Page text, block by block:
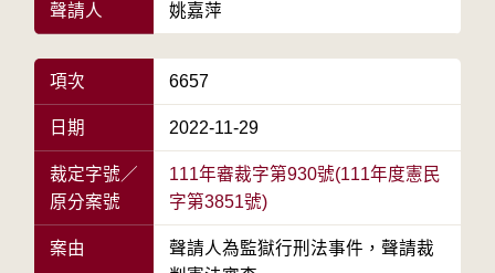
聲請人 姚嘉萍
項次 6657
日期 2022-11-29
裁定字號／
原分案號
111年審裁字第930號(111年度憲民
字第3851號)
案由
聲請人為監獄行刑法事件，聲請裁